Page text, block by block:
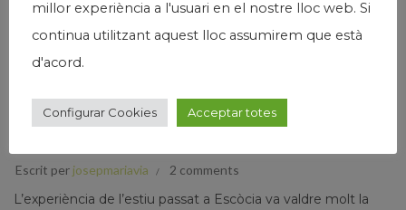
MÉS ENLLÀ DEL CERCLE POLAR ÀRTIC (PRIMERA
Escrit per josepmariavia 2 comments
L’experiència de l’estiu passat a Escòcia va valdre molt la
millor experiència a l'usuari en el nostre lloc web. Si
continua utilitzant aquest lloc assumirem que està
d'acord.
Configurar Cookies Acceptar totes